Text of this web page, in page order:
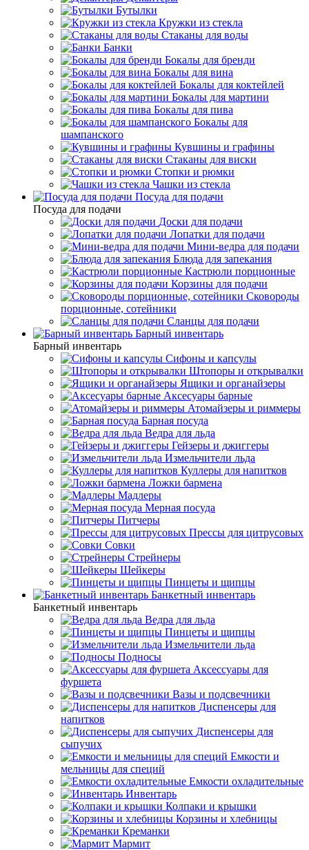
Бутылки
Кружки из стекла
Стаканы для воды
Банки
Бокалы для бренди
Бокалы для вина
Бокалы для коктейлей
Бокалы для мартини
Бокалы для пива
Бокалы для
шампанского
Кувшины и графины
Стаканы для виски
Стопки и рюмки
Чашки из стекла
Посуда для подачи
Посуда для подачи
Доски для подачи
Лопатки для подачи
Мини-ведра для подачи
Блюда для запекания
Кастрюли порционные
Корзины для подачи
Сковороды
порционные, сотейники
Сланцы для подачи
Барный инвентарь
Барный инвентарь
Сифоны и капсулы
Штопоры и открывалки
Ящики и органайзеры
Аксесуары барные
Атомайзеры и риммеры
Барная посуда
Ведра для льда
Гейзеры и джиггеры
Измельчители льда
Куллеры для напитков
Ложки бармена
Мадлеры
Мерная посуда
Питчеры
Прессы для цитрусовых
Совки
Стрейнеры
Шейкеры
Пинцеты и щипцы
Банкетный инвентарь
Банкетный инвентарь
Ведра для льда
Пинцеты и щипцы
Измельчители льда
Подносы
Аксессуары для
фуршета
Вазы и подсвечники
Диспенсеры для
напитков
Диспенсеры для
сыпучих
Емкости и
мельницы для специй
Емкости охладительные
Инвентарь
Колпаки и крышки
Корзины и хлебницы
Креманки
Мармит